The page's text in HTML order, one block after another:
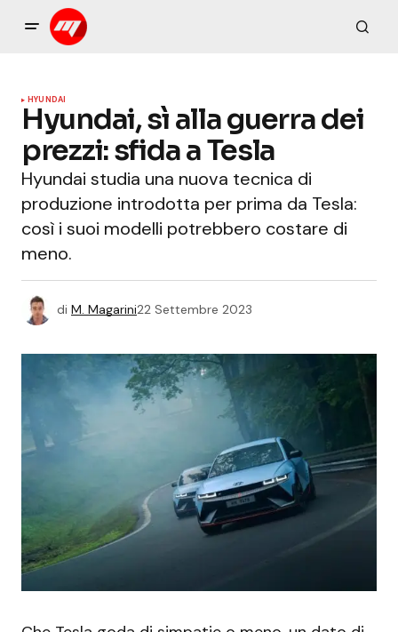
HYUNDAI
Hyundai, sì alla guerra dei
prezzi: sfida a Tesla
Hyundai studia una nuova tecnica di
produzione introdotta per prima da Tesla:
così i suoi modelli potrebbero costare di
meno.
di M. Magarini22 Settembre 2023